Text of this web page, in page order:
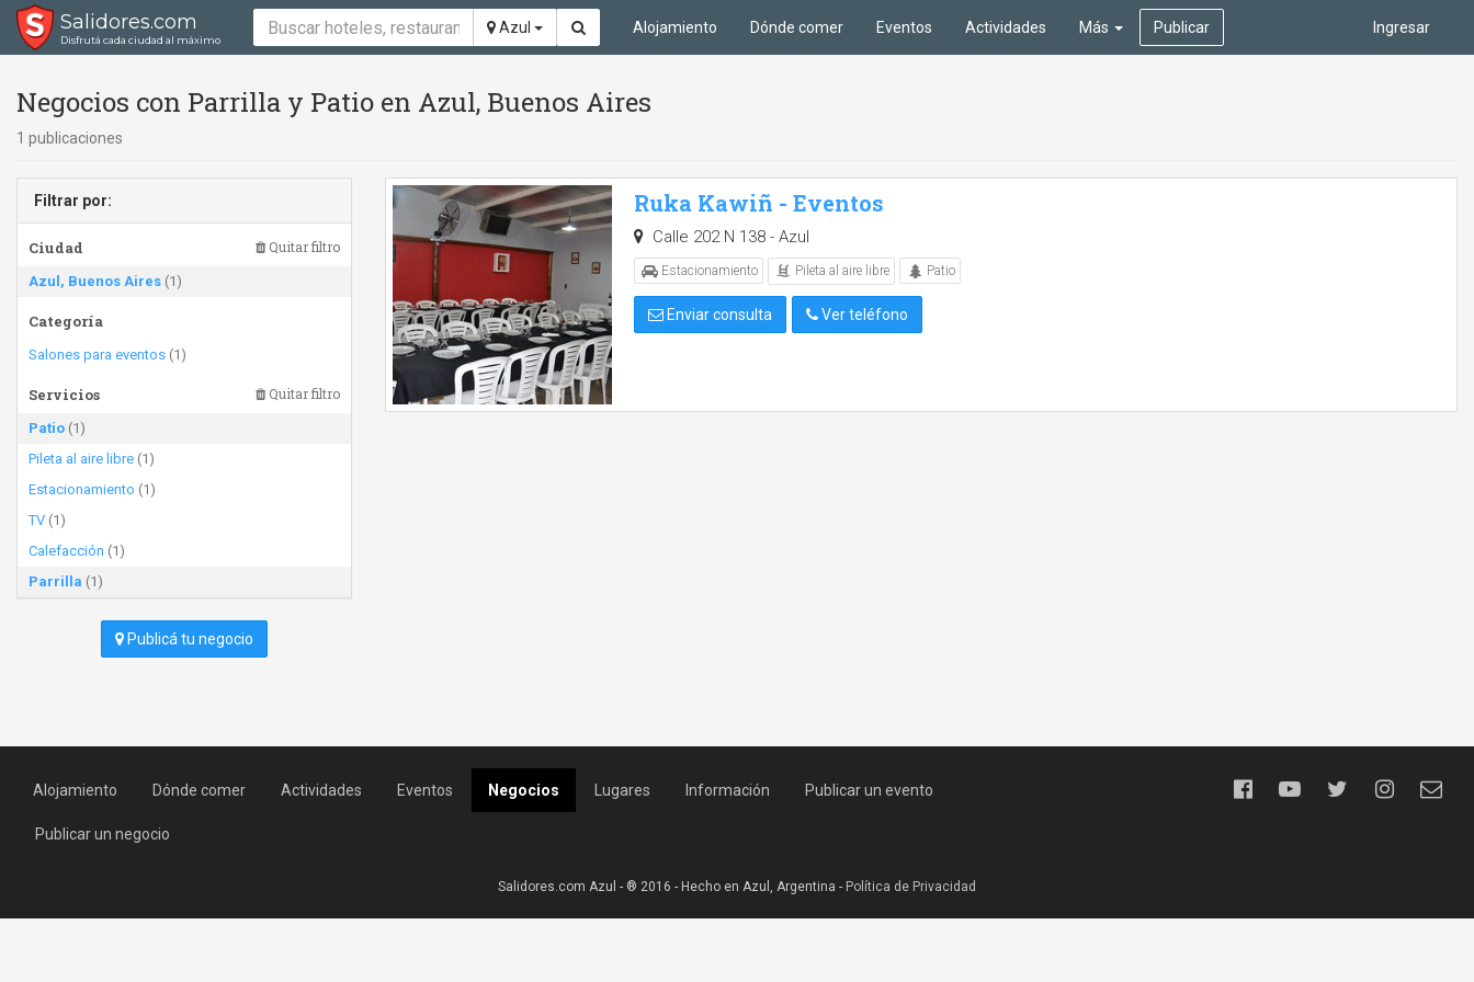
Salidores.com
Disfrutá cada ciudad al máximo
Azul Ingresar
Alojamiento Dónde comer Eventos Actividades Más Publicar
Negocios con Parrilla y Patio en Azul, Buenos Aires
1 publicaciones
Filtrar por:
Ciudad Quitar filtro
Azul, Buenos Aires (1)
Categoría
Salones para eventos (1)
Servicios Quitar filtro
Patio (1)
Pileta al aire libre (1)
Estacionamiento (1)
TV (1)
Calefacción (1)
Parrilla (1)
Publicá tu negocio
Ruka Kawiñ - Eventos
Calle 202 N 138 - Azul
Estacionamiento Pileta al aire libre Patio
Enviar consulta Ver teléfono
Alojamiento Dónde comer Actividades Eventos Negocios Lugares Información Publicar un evento
Publicar un negocio
Salidores.com Azul - ® 2016 - Hecho en Azul, Argentina - Política de Privacidad